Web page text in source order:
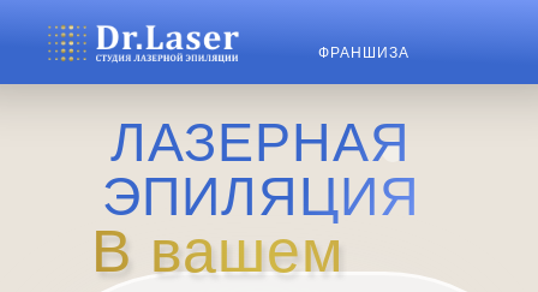
ФРАНШИЗА
ЛАЗЕРНАЯ
ЭПИЛЯЦИЯ
В вашем
В вашем